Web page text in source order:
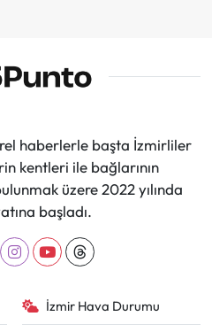
haberlerle başta İzmirliler
kentleri ile bağlarının
üzere 2022 yılında
başladı.
İzmir Hava Durumu